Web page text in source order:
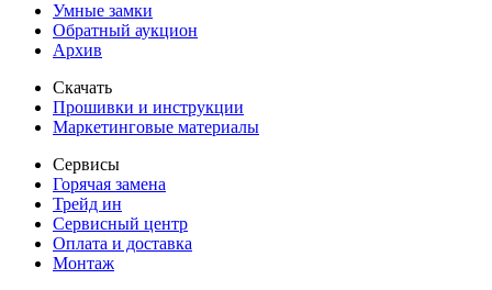
Умные замки
Обратный аукцион
Архив
Скачать
Прошивки и инструкции
Маркетинговые материалы
Сервисы
Горячая замена
Трейд ин
Сервисный центр
Оплата и доставка
Монтаж